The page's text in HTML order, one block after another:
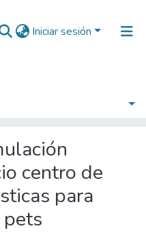
Iniciar sesión
centro de
para